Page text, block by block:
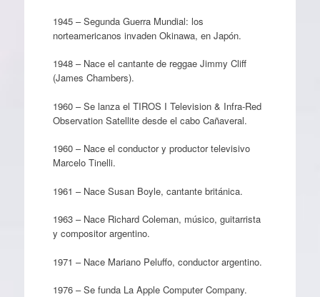
1945 – Segunda Guerra Mundial: los
norteamericanos invaden Okinawa, en Japón.
1948 – Nace el cantante de reggae Jimmy Cliff
(James Chambers).
1960 – Se lanza el TIROS I Television & Infra-Red
Observation Satellite desde el cabo Cañaveral.
1960 – Nace el conductor y productor televisivo
Marcelo Tinelli.
1961 – Nace Susan Boyle, cantante británica.
1963 – Nace Richard Coleman, músico, guitarrista
y compositor argentino.
1971 – Nace Mariano Peluffo, conductor argentino.
1976 – Se funda La Apple Computer Company.